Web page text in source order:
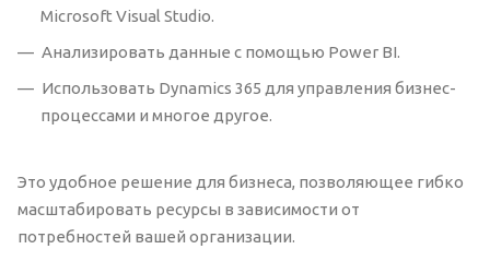
Microsoft Visual Studio.
Анализировать данные с помощью Power BI.
Использовать Dynamics 365 для управления бизнес-
процессами и многое другое.
Это удобное решение для бизнеса, позволяющее гибко
масштабировать ресурсы в зависимости от
потребностей вашей организации.